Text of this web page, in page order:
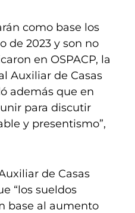
como base los
de 2023 y son no
en OSPACP, la
Auxiliar de Casas
además que en
para discutir
y presentismo”,
de Casas
“los sueldos
base al aumento